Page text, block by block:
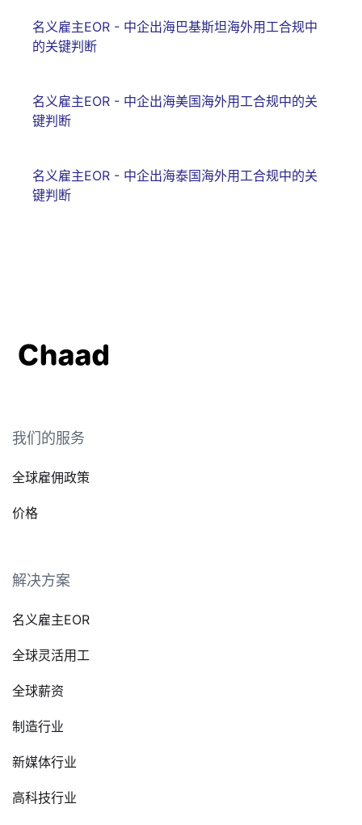
名义雇主EOR - 中企出海巴基斯坦海外用工合规中
的关键判断
名义雇主EOR - 中企出海美国海外用工合规中的关
键判断
名义雇主EOR - 中企出海泰国海外用工合规中的关
键判断
我们的服务
全球雇佣政策
价格
解决方案
名义雇主EOR
全球灵活用工
全球薪资
制造行业
新媒体行业
高科技行业